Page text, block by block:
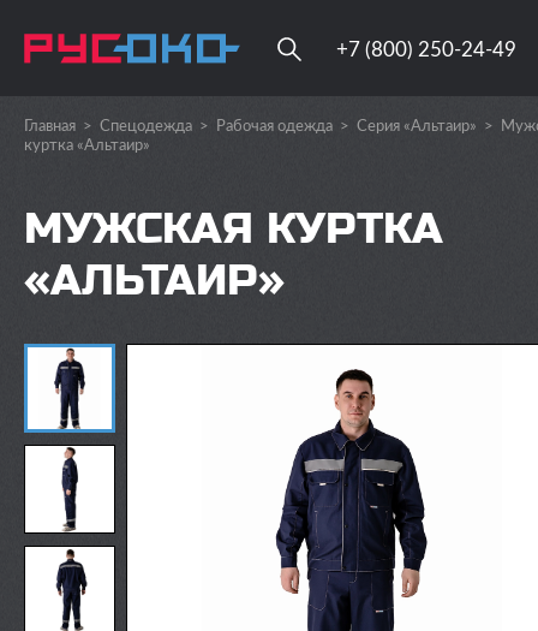
+7 (800) 250-24-49
Главная > Спецодежда > Рабочая одежда > Серия «Альтаир» >
куртка «Альтаир»
МУЖСКАЯ КУРТКА
«АЛЬТАИР»